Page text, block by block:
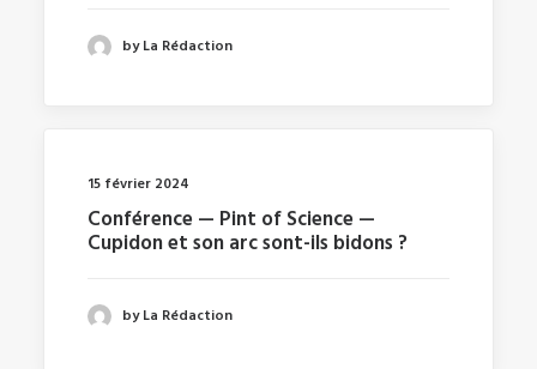
by La Rédaction
15 février 2024
Conférence — Pint of Science —
Cupidon et son arc sont-ils bidons ?
by La Rédaction